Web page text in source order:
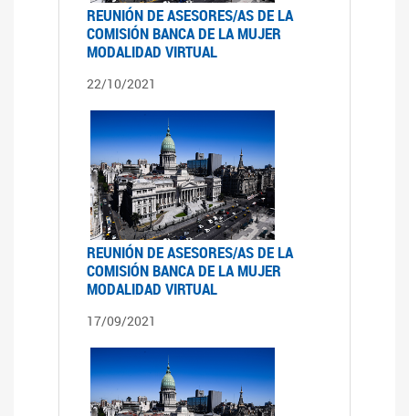
REUNIÓN DE ASESORES/AS DE LA
COMISIÓN BANCA DE LA MUJER
MODALIDAD VIRTUAL
22/10/2021
REUNIÓN DE ASESORES/AS DE LA
COMISIÓN BANCA DE LA MUJER
MODALIDAD VIRTUAL
17/09/2021